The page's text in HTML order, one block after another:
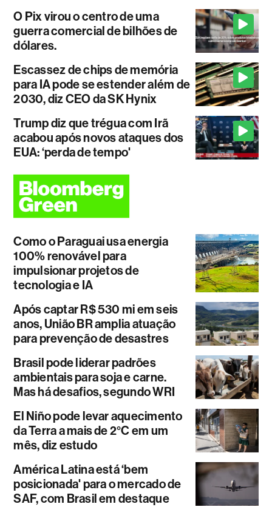
O Pix virou o centro de uma
guerra comercial de bilhões de
dólares.
Escassez de chips de memória
para IA pode se estender além de
2030, diz CEO da SK Hynix
Trump diz que trégua com Irã
acabou após novos ataques dos
EUA: ‘perda de tempo'
Como o Paraguai usa energia
100% renovável para
impulsionar projetos de
tecnologia e IA
Após captar R$ 530 mi em seis
anos, União BR amplia atuação
para prevenção de desastres
Brasil pode liderar padrões
ambientais para soja e carne.
Mas há desafios, segundo WRI
El Niño pode levar aquecimento
da Terra a mais de 2°C em um
mês, diz estudo
América Latina está ‘bem
posicionada' para o mercado de
SAF, com Brasil em destaque